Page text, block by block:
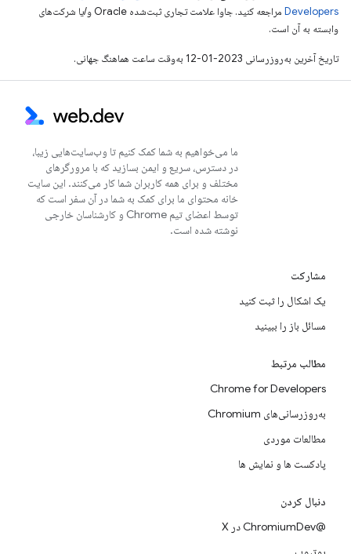
Developers‏
مراجعه کنید. جاوا علامت تجاری ثبت‌شده Oracle و/یا شرکت‌های
وابسته به آن است.
تاریخ آخرین به‌روزرسانی 2023-01-12 به‌وقت ساعت هماهنگ جهانی.
ما می‌خواهیم به شما کمک کنیم تا وب‌سایت‌هایی زیبا،
در دسترس، سریع و ایمن بسازید که با مرورگرهای
مختلف و برای همه کاربران شما کار می‌کنند. این سایت
خانه محتوای ما برای کمک به شما در آن سفر است که
توسط اعضای تیم Chrome و کارشناسان خارجی
نوشته شده است.
مشارکت
یک اشکال را ثبت کنید
مسائل باز را ببینید
مطالب مرتبط
Chrome for Developers
به‌روزرسانی‌های Chromium
مطالعات موردی
پادکست ها و نمایش ها
دنبال کردن
@ChromiumDev در X